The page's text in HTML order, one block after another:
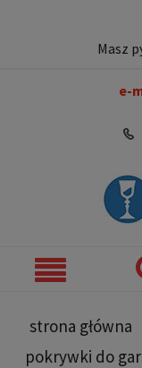
Masz
e-
strona główna
pokrywki do